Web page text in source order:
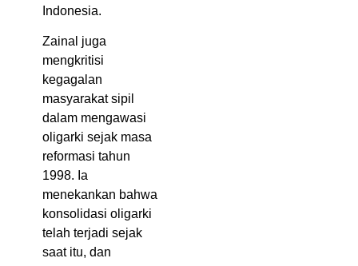
Indonesia.
Zainal juga
mengkritisi
kegagalan
masyarakat sipil
dalam mengawasi
oligarki sejak masa
reformasi tahun
1998. Ia
menekankan bahwa
konsolidasi oligarki
telah terjadi sejak
saat itu, dan